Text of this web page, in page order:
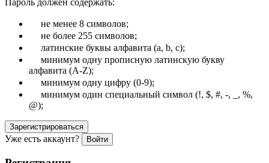
не менее 8 символов;
не более 255 символов;
латинские буквы алфавита (a, b, c);
минимум одну прописную латинскую букву
алфавита (A-Z);
минимум одну цифру (0-9);
минимум один специальный символ (!, $, #, -, _, %,
@);
Зарегистрироваться
Уже есть аккаунт? Войти